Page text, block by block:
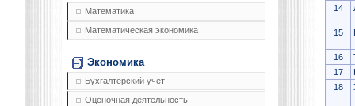
Математика
Математическая экономика
Экономика
Бухгалтерский учет
Оценочная деятельность
14
15
16
17
18